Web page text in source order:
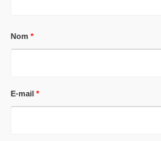
Nom *
E-mail *